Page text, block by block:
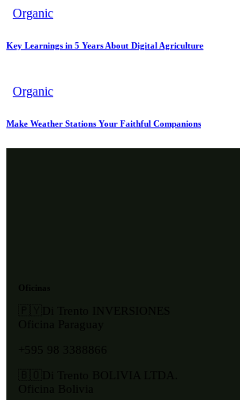
Organic
Key Learnings in 5 Years About Digital Agriculture
Organic
Make Weather Stations Your Faithful Companions